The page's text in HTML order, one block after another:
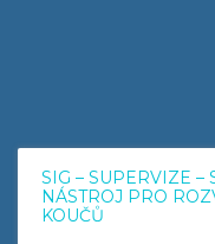
SIG – SUPERVIZE –
NÁSTROJ PRO
KOUČŮ